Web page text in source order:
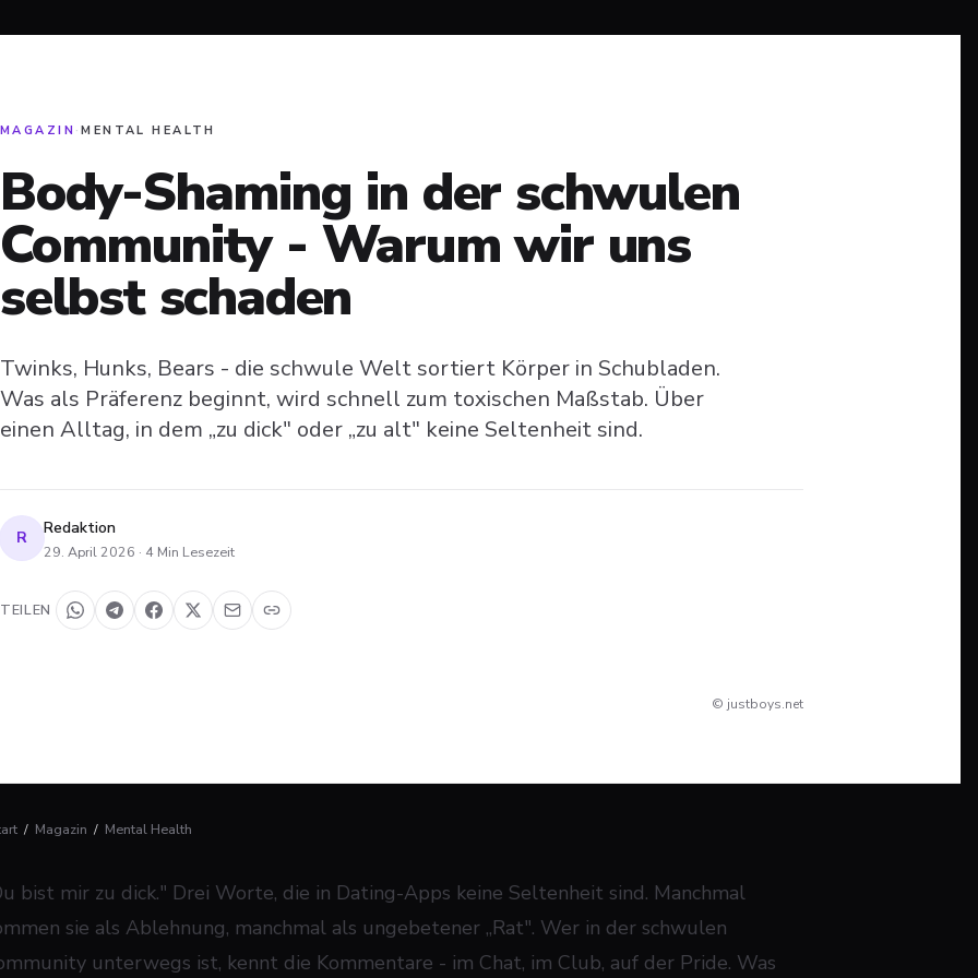
MAGAZIN ·MENTAL HEALTH
Body-Shaming in der schwulen
Community - Warum wir uns
selbst schaden
Twinks, Hunks, Bears - die schwule Welt sortiert Körper in Schubladen.
Was als Präferenz beginnt, wird schnell zum toxischen Maßstab. Über
einen Alltag, in dem „zu dick" oder „zu alt" keine Seltenheit sind.
R Redaktion
29. April 2026 · 4 Min Lesezeit
TEILEN
© justboys.net
/ Magazin / Mental Health
bist mir zu dick." Drei Worte, die in Dating-Apps keine Seltenheit sind. Manchmal
sie als Ablehnung, manchmal als ungebetener „Rat". Wer in der schwulen
unterwegs ist, kennt die Kommentare - im Chat, im Club, auf der Pride. Was